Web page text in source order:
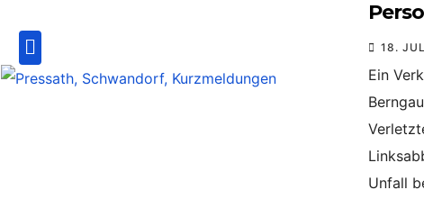
18.
Ein
Unfall